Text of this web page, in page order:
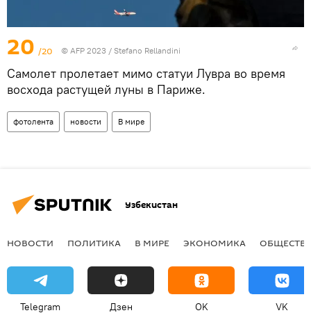
20 /20 © AFP 2023 / Stefano Rellandini
Самолет пролетает мимо статуи Лувра во время
восхода растущей луны в Париже.
фотолента новости В мире
Узбекистан
НОВОСТИ ПОЛИТИКА В МИРЕ ЭКОНОМИКА
Telegram Дзен OK VK